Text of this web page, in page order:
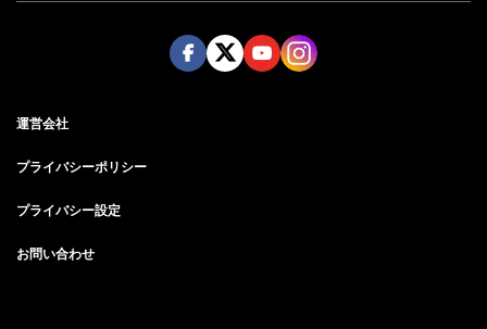
運営会社
プライバシーポリシー
プライバシー設定
お問い合わせ